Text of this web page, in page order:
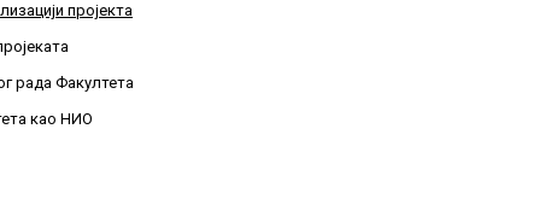
пројекта
рада Факултета
као НИO